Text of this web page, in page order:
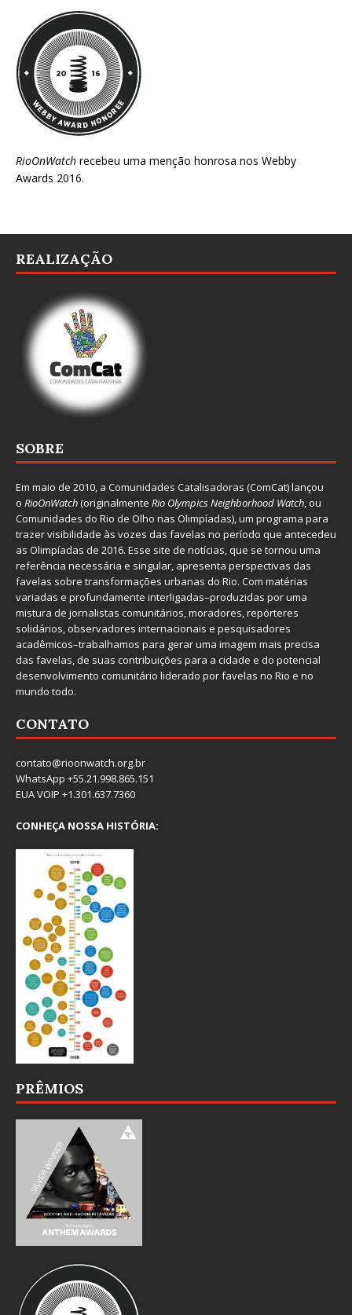
RioOnWatch recebeu uma menção honrosa nos Webby
Awards 2016.
REALIZAÇÃO
SOBRE
Em maio de 2010, a Comunidades Catalisadoras (ComCat) lançou
o RioOnWatch(originalmente Rio Olympics Neighborhood Watch, ou
Comunidades do Rio de Olho nas Olimpíadas), um programa para
trazer visibilidade às vozes das favelas no período que antecedeu
as Olimpíadas de 2016. Esse site de notícias, que se tornou uma
referência necessária e singular, apresenta perspectivas das
favelas sobre transformações urbanas do Rio. Com matérias
variadas e profundamente interligadas–produzidas por uma
mistura de jornalistas comunitários, moradores, repórteres
solidários, observadores internacionais e pesquisadores
acadêmicos–trabalhamos para gerar uma imagem mais precisa
das favelas, de suas contribuições para a cidade e do potencial
desenvolvimento comunitário liderado por favelas no Rio e no
mundo todo.
CONTATO
contato@rioonwatch.org.br
WhatsApp +55.21.998.865.151
EUA VOIP +1.301.637.7360
CONHEÇA NOSSA HISTÓRIA:
PRÊMIOS